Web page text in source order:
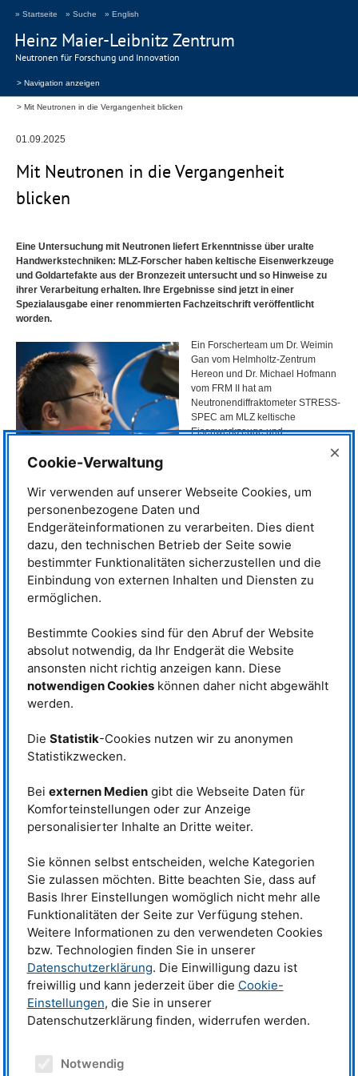
Heinz Maier-Leibnitz Zentrum
Neutronen für Forschung und Innovation
» Startseite » Suche » English
> Navigation anzeigen
Mit Neutronen in die Vergangenheit blicken
01.09.2025
Mit Neutronen in die Vergangenheit
blicken
Eine Untersuchung mit Neutronen liefert Erkenntnisse über uralte
Handwerkstechniken: MLZ-Forscher haben keltische Eisenwerkzeuge
und Goldartefakte aus der Bronzezeit untersucht und so Hinweise zu
ihrer Verarbeitung erhalten. Ihre Ergebnisse sind jetzt in einer
Spezialausgabe einer renommierten Fachzeitschrift veröffentlicht
worden.
Dr. Weimin Gan misst archäologische
Funde am Neutronendiffraktometer
STRESS-SPEC. © Eckert/Heddergott,
TUM
Ein Forscherteam um Dr. Weimin
Gan vom Helmholtz-Zentrum
Hereon und Dr. Michael Hofmann
vom FRM
II hat am
Neutronendiffraktometer STRESS-
SPEC am MLZ keltische
Eisenwerkzeuge und
bronzezeitliche Goldartefakte aus
untersucht, um Hinweise zu ihrer
Herstellung und Authentizität zu
erlangen.
Die Forscher stellten ihre
Ergebnisse auf der fünften
„Synchrotron Radiation and
Neutrons in Art an Archaeology“
Forschende die vielfältigen Einsatzmöglichkeiten von Synchrotron- und
Neutronenstrahlung für Kunst und Archäologie. Der Beitrag von Weimin
Gan und Michael Hofmann ist jetzt in einer
Fachzeitschrift Applied Physics A zur Konferenz erschienen.
„Neutronen sind die Methode der Wahl“
kristallographischen Orientierung von den Körnern in Materialien, der
sogenannten Textur. Die Texturanalyse zeigt, wie sich die Orientierung
hat, etwa durch Hämmern, Walzen, Schmieden oder Glühen. So lassen
sich Rückschlüsse auf Herstellungsprozesse und dadurch eventuell sogar
Handelswege ziehen. Dabei haben Neutronen einen entscheidenden
Vorteil: Sie durchdringen auch massive Metallschichten und liefern
Besonders bei Gold, das Röntgenstrahlung so gut wie nicht durchlässt, ist
die Neutronendiffraktion unersetzlich. „Deshalb ist sie die Methode der
Wahl bei der Texturanalyse von Gold“, erklärt Studienleiter Weimin Gan.
Cookie-Verwaltung ×
Wir verwenden auf unserer Webseite Cookies, um
personenbezogene Daten und
Endgeräteinformationen zu verarbeiten. Dies dient
dazu, den technischen Betrieb der Seite sowie
bestimmter Funktionalitäten sicherzustellen und die
Einbindung von externen Inhalten und Diensten zu
ermöglichen.
Bestimmte Cookies sind für den Abruf der Website
absolut notwendig, da Ihr Endgerät die Website
ansonsten nicht richtig anzeigen kann. Diese
notwendigen Cookieskönnen daher nicht abgewählt
werden.
Die Statistik-Cookies nutzen wir zu anonymen
Statistikzwecken.
Bei externen Mediengibt die Webseite Daten für
Komforteinstellungen oder zur Anzeige
personalisierter Inhalte an Dritte weiter.
Sie können selbst entscheiden, welche Kategorien
Sie zulassen möchten. Bitte beachten Sie, dass auf
Basis Ihrer Einstellungen womöglich nicht mehr alle
Funktionalitäten der Seite zur Verfügung stehen.
Weitere Informationen zu den verwendeten Cookies
bzw. Technologien finden Sie in unserer
Datenschutzerklärung. Die Einwilligung dazu ist
freiwillig und kann jederzeit über die Cookie-
Einstellungen, die Sie in unserer
Datenschutzerklärung finden, widerrufen werden.
Notwendig